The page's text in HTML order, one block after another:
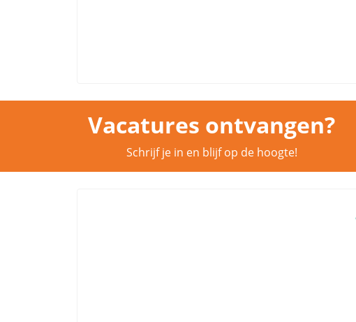
Vacatures ontvangen?
Schrijf je in en blijf op de hoogte!